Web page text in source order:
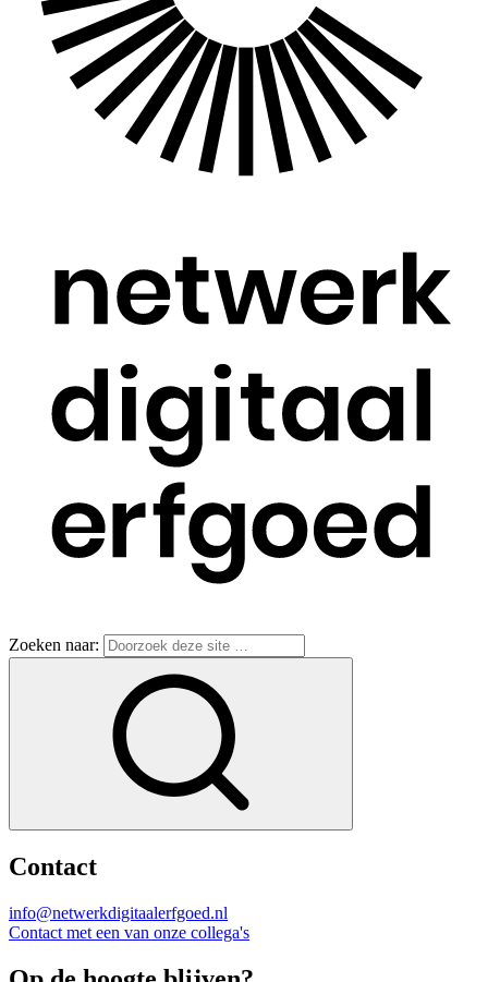
Zoeken naar:
Contact
info@netwerkdigitaalerfgoed.nl
Contact met een van onze collega's